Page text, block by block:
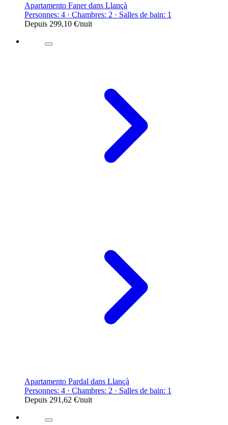
Apartamento Faner dans Llançà
Personnes: 4 · Chambres: 2 · Salles de bain: 1
Depuis 299,10 €/nuit
Apartamento Pardal dans Llançà
Personnes: 4 · Chambres: 2 · Salles de bain: 1
Depuis 291,62 €/nuit